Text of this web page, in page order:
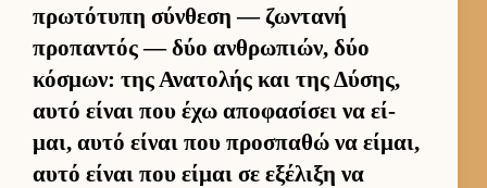
πρωτότυπη σύν­θεση — ζωντανή
προπαντός — δύο αν­θρωπιών, δύο
κόσμων: της Ανατολής και της Δύσης,
αυτό εί­ναι που έχω αποφασίσει να εί­
μαι, αυτό εί­ναι που προσπαθώ να εί­μαι,
αυτό εί­ναι που εί­μαι σε εξέλιξη να